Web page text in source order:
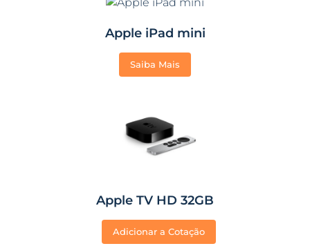
Apple iPad mini
Saiba Mais
Apple TV HD 32GB
Adicionar a Cotação